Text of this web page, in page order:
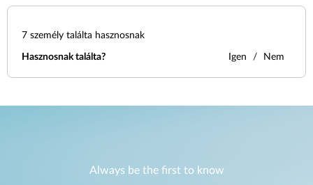
7 személy találta hasznosnak
Hasznosnak találta? Igen Nem
Always be the first to know